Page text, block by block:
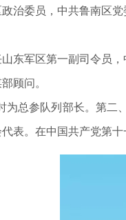
治委员，中共鲁南区
东军区第一副司令员
顾问。
为总参队列部长。第二
表。在中国共产党第